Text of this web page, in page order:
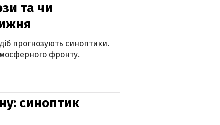
та чи
прогнозують синоптики.
фронту.
синоптик